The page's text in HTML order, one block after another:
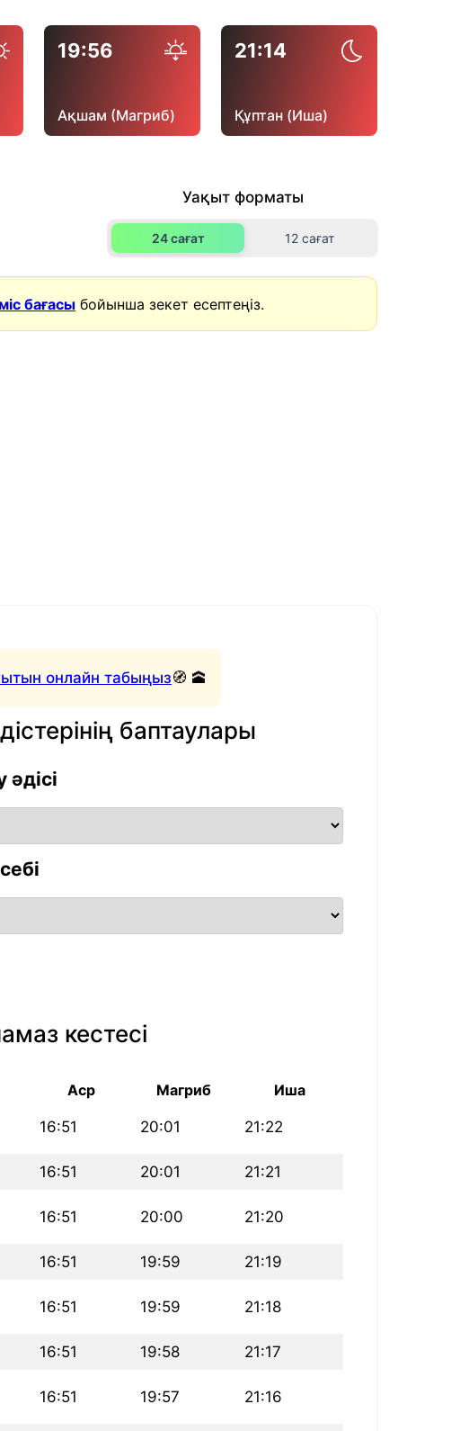
19:56
Ақшам (Магриб)
21:14
Құптан (Иша)
Уақыт форматы
24 сағат 12 сағат
бағасы бойынша зекет есептеңіз.
онлайн табыңыз🧭 🕋
баптаулары
әдісі
кестесі
Аср Магриб Иша
16:51 20:01 21:22
16:51 20:01 21:21
16:51 20:00 21:20
16:51 19:59 21:19
16:51 19:59 21:18
16:51 19:58 21:17
16:51 19:57 21:16